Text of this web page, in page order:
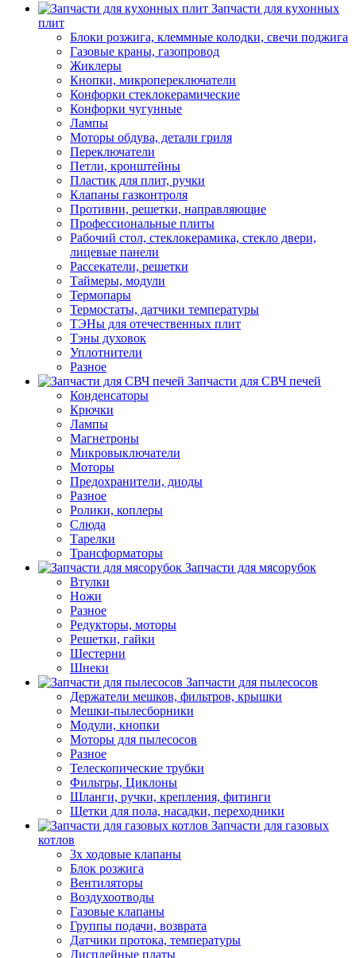
Запчасти для кухонных
плит
Блоки розжига, клеммные колодки, свечи поджига
Газовые краны, газопровод
Жиклеры
Кнопки, микропереключатели
Конфорки стеклокерамические
Конфорки чугунные
Лампы
Моторы обдува, детали гриля
Переключатели
Петли, кронштейны
Пластик для плит, ручки
Клапаны газконтроля
Противни, решетки, направляющие
Профессиональные плиты
Рабочий стол, стеклокерамика, стекло двери,
лицевые панели
Рассекатели, решетки
Таймеры, модули
Термопары
Термостаты, датчики температуры
ТЭНы для отечественных плит
Тэны духовок
Уплотнители
Разное
Запчасти для СВЧ печей
Конденсаторы
Крючки
Лампы
Магнетроны
Микровыключатели
Моторы
Предохранители, диоды
Разное
Ролики, коплеры
Слюда
Тарелки
Трансформаторы
Запчасти для мясорубок
Втулки
Ножи
Разное
Редукторы, моторы
Решетки, гайки
Шестерни
Шнеки
Запчасти для пылесосов
Держатели мешков, фильтров, крышки
Мешки-пылесборники
Модули, кнопки
Моторы для пылесосов
Разное
Телескопические трубки
Фильтры, Циклоны
Шланги, ручки, крепления, фитинги
Щетки для пола, насадки, переходники
Запчасти для газовых
котлов
3х ходовые клапаны
Блок розжига
Вентиляторы
Воздухоотводы
Газовые клапаны
Группы подачи, возврата
Датчики протока, температуры
Дисплейные платы